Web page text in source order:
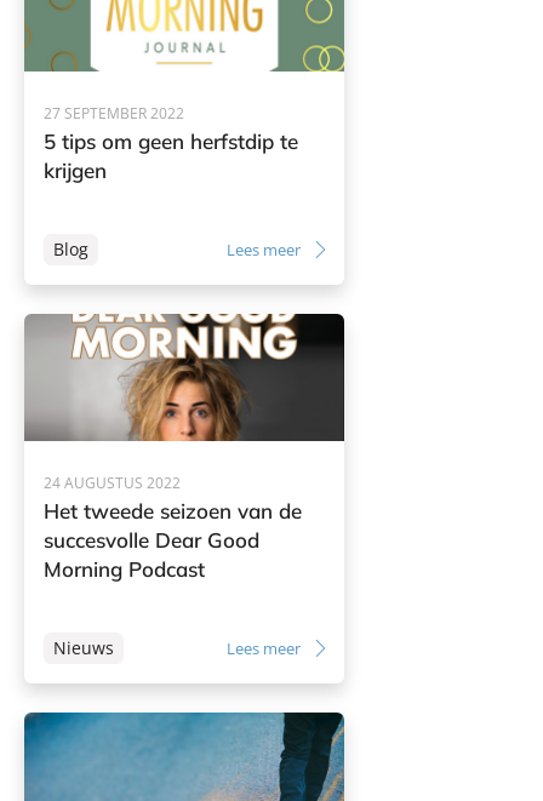
27 SEPTEMBER 2022
5 tips om geen herfstdip te
krijgen
Blog Lees meer
24 AUGUSTUS 2022
Het tweede seizoen van de
succesvolle Dear Good
Morning Podcast
Nieuws Lees meer